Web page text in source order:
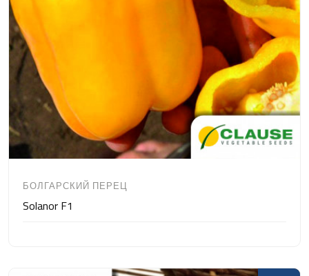
БОЛГАРСКИЙ ПЕРЕЦ
Solanor F1